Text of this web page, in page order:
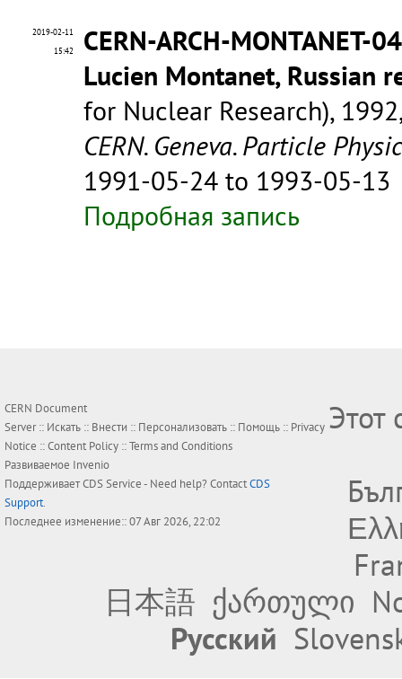
2019-02-11
15:42
CERN-ARCH-MONTANET-
Lucien Montanet, Russian
for Nuclear Research),
CERN. Geneva. Particle
1991-05-24 to 1993-05-13
Подробная запись
CERN Document
Server :: Искать :: Внести :: Персонализовать :: Помощь :: Privacy
Notice ::Content Policy ::Terms and Conditions
Развиваемое Invenio
ПоддерживаетCDS Service- Need help? ContactCDS
Support.
Последнее изменение:: 07 Авг 2026, 22:02
Этот
日本語 ქართული
Русский